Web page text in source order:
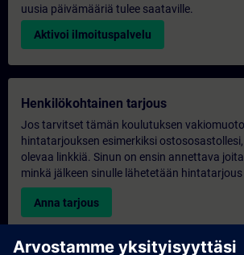
uusia päivämääriä tulee saataville.
Aktivoi ilmoituspalvelu
Henkilökohtainen tarjous
Jos tarvitset tämän koulutuksen
hintatarjouksen esimerkiksi
olevaa linkkiä. Sinun on ensin annettava
minkä jälkeen sinulle lähetetään
Anna tarjous